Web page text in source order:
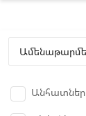
Անհատներ